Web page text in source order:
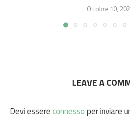
Ottobre 10,
LEAVE A
Devi essereconnessoper inviare